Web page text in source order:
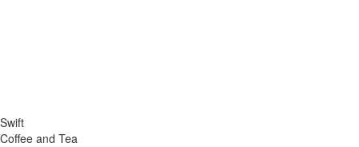
Swift
Coffee and Tea